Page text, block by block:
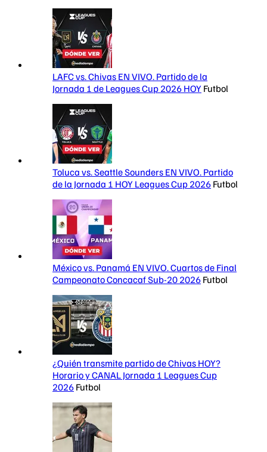
LAFC vs. Chivas EN VIVO. Partido de la
Jornada 1 de Leagues Cup 2026 HOY Futbol
Toluca vs. Seattle Sounders EN VIVO. Partido
de la Jornada 1 HOY Leagues Cup 2026 Futbol
México vs. Panamá EN VIVO. Cuartos de Final
Campeonato Concacaf Sub-20 2026 Futbol
¿Quién transmite partido de Chivas HOY?
Horario y CANAL Jornada 1 Leagues Cup
2026 Futbol